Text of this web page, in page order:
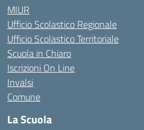
MIUR
Ufficio Scolastico Regionale
Ufficio Scolastico Territoriale
Scuola in Chiaro
Iscrizioni On Line
Invalsi
Comune
La Scuola